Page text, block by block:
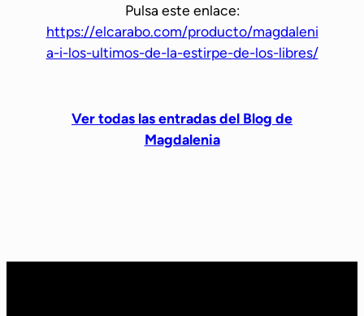
s
Pulsa este enlace:
https://elcarabo.com/producto/magdaleni
a-i-los-ultimos-de-la-estirpe-de-los-libres/
Ver todas las entradas del Blog de
Magdalenia